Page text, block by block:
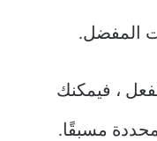
المفضل.
، فيمكنك
مسبقًا.